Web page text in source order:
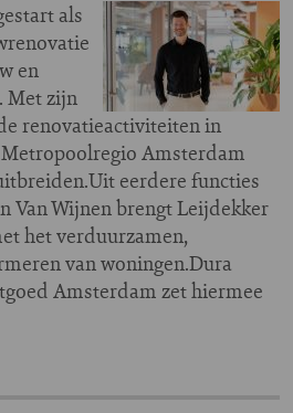
als
en
Met zijn
renovatieactiviteiten in
Amsterdam
eerdere functies
Van Wijnen brengt Leijdekker
het verduurzamen,
van woningen.Dura
Amsterdam zet hiermee